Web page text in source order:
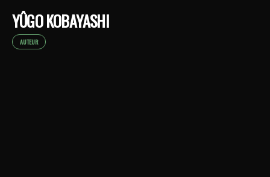
YÛGO KOBAYASHI
AUTEUR